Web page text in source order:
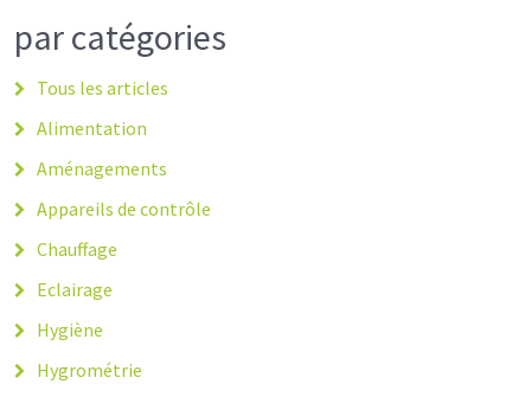
par catégories
Tous les articles
Alimentation
Aménagements
Appareils de contrôle
Chauffage
Eclairage
Hygiène
Hygrométrie